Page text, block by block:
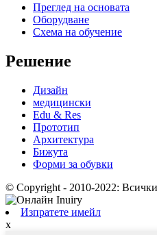
Преглед на основата
Оборудване
Схема на обучение
Решение
Дизайн
медицински
Edu & Res
Прототип
Архитектура
Бижута
Форми за обувки
© Copyright - 2010-2022: Всички
Изпратете имейл
x